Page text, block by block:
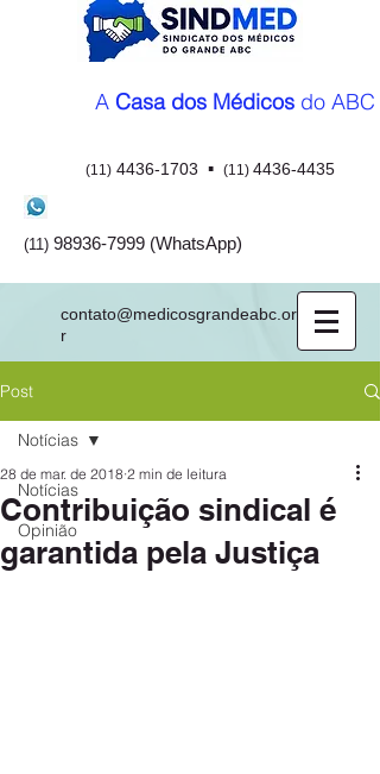
A Casa dos Médicos do ABC
(11) 4436-1703 ▪ (11) 4436-4435
(11) 98936-7999 (WhatsApp)
contato@medicosgrandeabc.org.b
r
Post
Notícias
Opinião
Notícias
Contribuição sindical é
garantida pela Justiça
28 de mar. de 2018 2 min de leitura